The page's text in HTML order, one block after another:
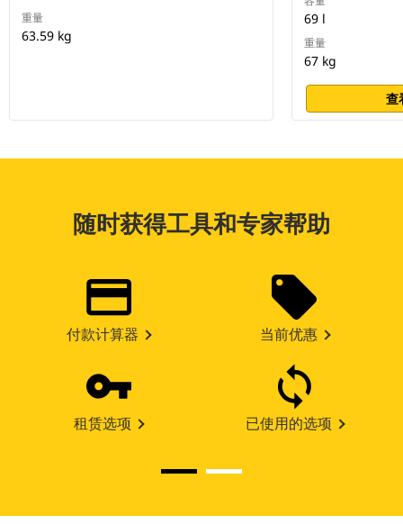
重量
63.59 kg
69 l
重量
67 kg
查
随时获得工具和专家帮助
付款计算器 当前优惠
租赁选项 已使用的选项